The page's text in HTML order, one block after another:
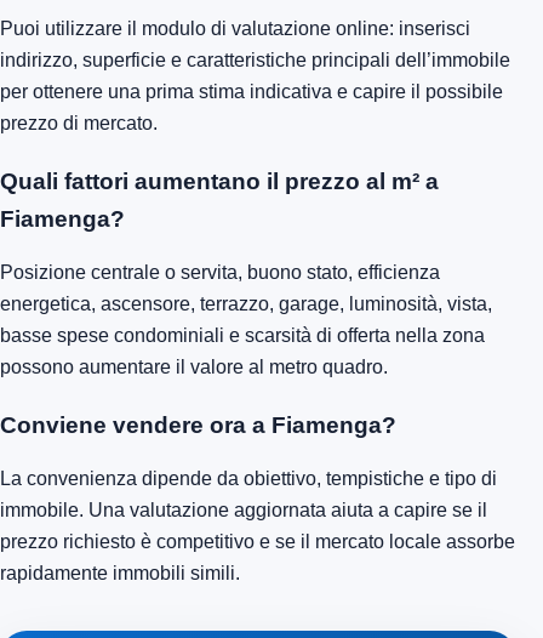
Puoi utilizzare il modulo di valutazione online: inserisci
indirizzo, superficie e caratteristiche principali dell’immobile
per ottenere una prima stima indicativa e capire il possibile
prezzo di mercato.
Quali fattori aumentano il prezzo al m² a
Fiamenga?
Posizione centrale o servita, buono stato, efficienza
energetica, ascensore, terrazzo, garage, luminosità, vista,
basse spese condominiali e scarsità di offerta nella zona
possono aumentare il valore al metro quadro.
Conviene vendere ora a Fiamenga?
La convenienza dipende da obiettivo, tempistiche e tipo di
immobile. Una valutazione aggiornata aiuta a capire se il
prezzo richiesto è competitivo e se il mercato locale assorbe
rapidamente immobili simili.